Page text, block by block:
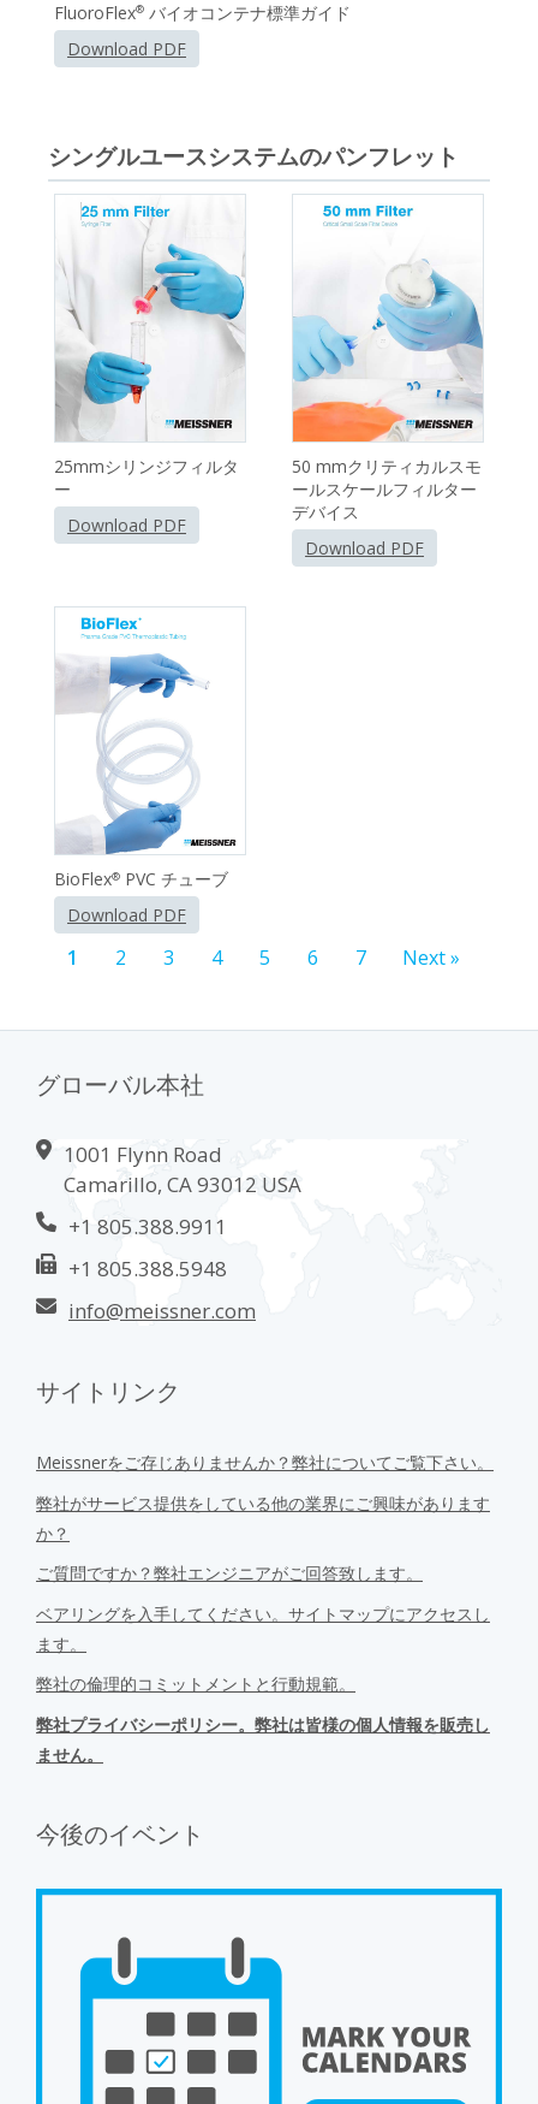
FluoroFlex® バイオコンテナ標準ガイド
Download PDF
シングルユースシステムのパンフレット
25mmシリンジフィルタ
ー
Download PDF
50 mmクリティカルスモ
ールスケールフィルター
デバイス
Download PDF
BioFlex® PVC チューブ
Download PDF
1 2 3 4 5 6 7 Next »
グローバル本社
1001 Flynn Road
Camarillo, CA 93012 USA
+1 805.388.9911
+1 805.388.5948
info@meissner.com
サイトリンク
Meissnerをご存じありませんか？弊社についてご覧下さい。
弊社がサービス提供をしている他の業界にご興味があります
か？
ご質問ですか？弊社エンジニアがご回答致します。
ベアリングを入手してください。サイトマップにアクセスし
ます。
弊社の倫理的コミットメントと行動規範。
弊社プライバシーポリシー。弊社は皆様の個人情報を販売し
ません。
今後のイベント